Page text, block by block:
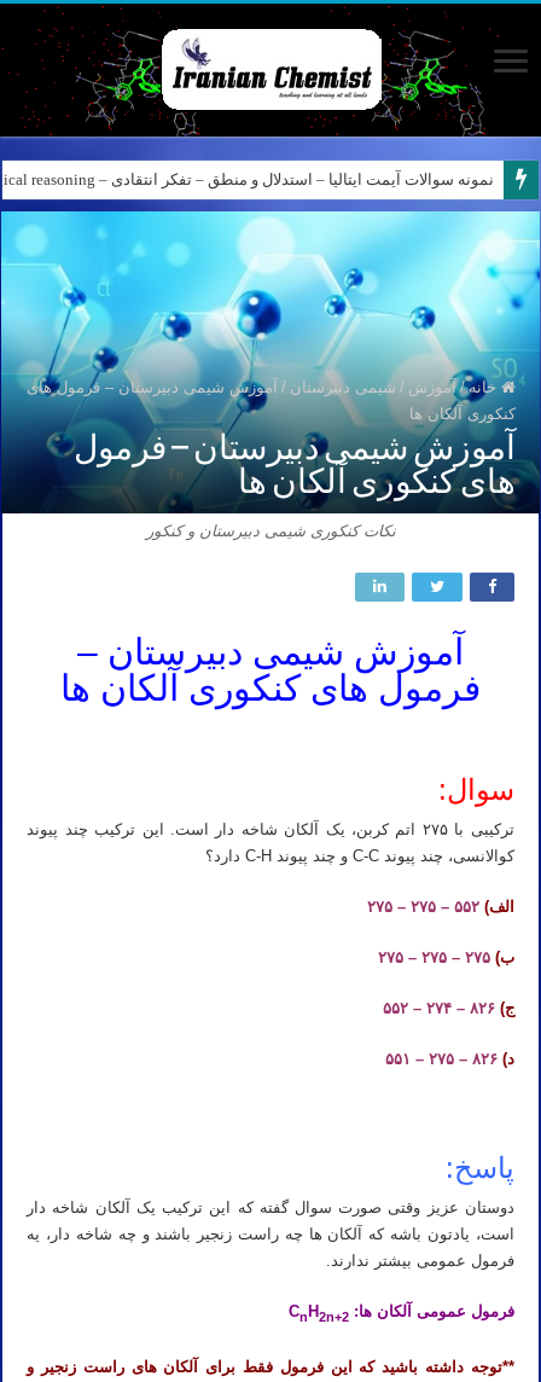
نمونه سوالات آیمت ایتالیا – استدلال و منطق – تفکر انتقادی – Logical reasoning – پارت ۸
کانال آیمت ایتالیا در نرم افزار بله – کانال شیمی آیمت استاد نباتی
خانه / آموزش / شیمی دبیرستان / آموزش شیمی دبیرستان – فرمول های
کنکوری آلکان ها
آموزش شیمی دبیرستان – فرمول
های کنکوری آلکان ها
نکات کنکوری شیمی دبیرستان و کنکور
آموزش شیمی دبیرستان –
فرمول های کنکوری آلکان ها
سوال:
ترکیبی با ۲۷۵ اتم کربن، یک آلکان شاخه دار است. این ترکیب چند پیوند
کوالانسی، چند پیوند C-C و چند پیوند C-H دارد؟
الف) ۵۵۲ – ۲۷۵ – ۲۷۵
ب) ۲۷۵ – ۲۷۵ – ۲۷۵
ج) ۸۲۶ – ۲۷۴ – ۵۵۲
د) ۸۲۶ – ۲۷۵ – ۵۵۱
پاسخ:
دوستان عزیز وقتی صورت سوال گفته که این ترکیب یک آلکان شاخه دار
است، یادتون باشه که آلکان ها چه راست زنجیر باشند و چه شاخه دار، یه
فرمول عمومی بیشتر ندارند.
فرمول عمومی آلکان ها: C n H2n+2
**توجه داشته باشید که این فرمول فقط برای آلکان های راست زنجیر و